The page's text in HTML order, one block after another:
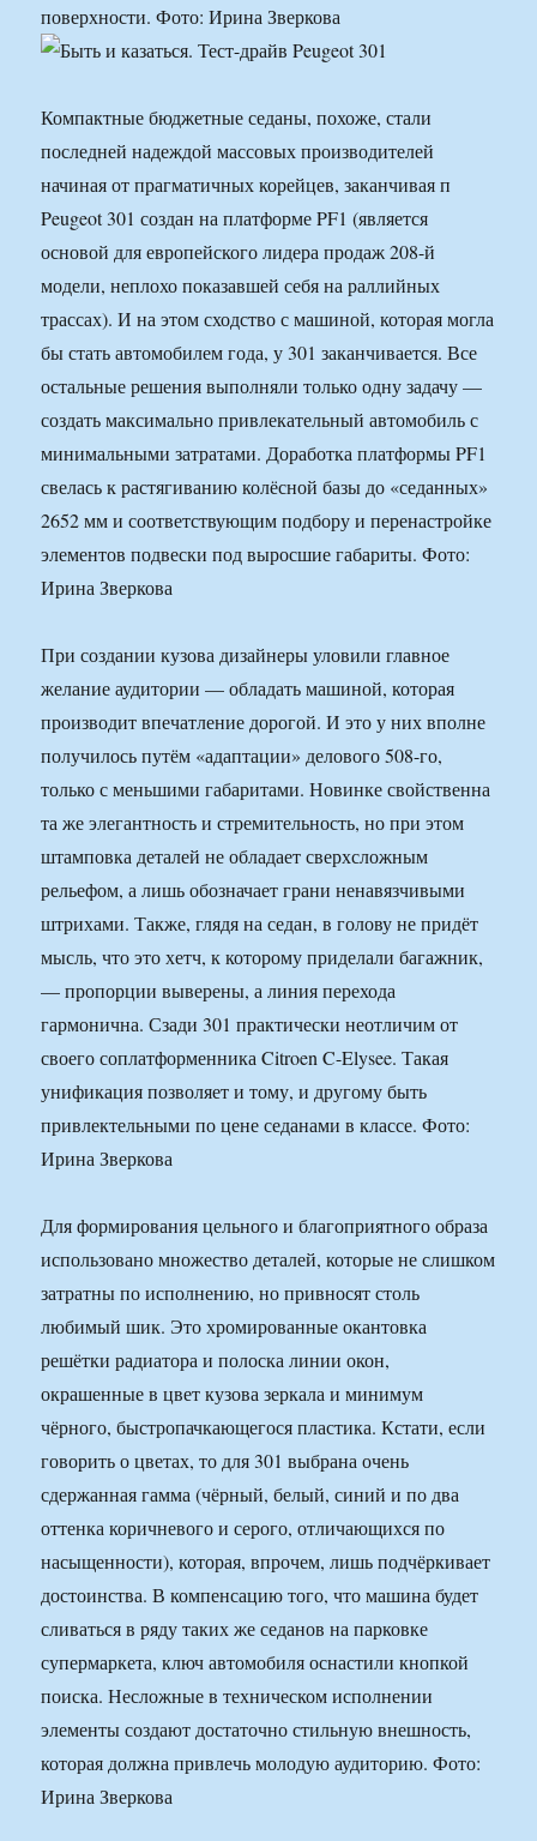
поверхности. Фото: Ирина Зверкова
Компактные бюджетные седаны, похоже, стали
последней надеждой массовых производителей
начиная от прагматичных корейцев, заканчивая п
Peugeot 301 создан на платформе PF1 (является
основой для европейского лидера продаж 208-й
модели, неплохо показавшей себя на раллийных
трассах). И на этом сходство с машиной, которая могла
бы стать автомобилем года, у 301 заканчивается. Все
остальные решения выполняли только одну задачу —
создать максимально привлекательный автомобиль с
минимальными затратами. Доработка платформы PF1
свелась к растягиванию колёсной базы до «седанных»
2652 мм и соответствующим подбору и перенастройке
элементов подвески под выросшие габариты. Фото:
Ирина Зверкова
При создании кузова дизайнеры уловили главное
желание аудитории — обладать машиной, которая
производит впечатление дорогой. И это у них вполне
получилось путём «адаптации» делового 508-го,
только с меньшими габаритами. Новинке свойственна
та же элегантность и стремительность, но при этом
штамповка деталей не обладает сверхсложным
рельефом, а лишь обозначает грани ненавязчивыми
штрихами. Также, глядя на седан, в голову не придёт
мысль, что это хетч, к которому приделали багажник,
— пропорции выверены, а линия перехода
гармонична. Сзади 301 практически неотличим от
своего соплатформенника Citroen C-Elysee. Такая
унификация позволяет и тому, и другому быть
привлектельными по цене седанами в классе. Фото:
Ирина Зверкова
Для формирования цельного и благоприятного образа
использовано множество деталей, которые не слишком
затратны по исполнению, но привносят столь
любимый шик. Это хромированные окантовка
решётки радиатора и полоска линии окон,
окрашенные в цвет кузова зеркала и минимум
чёрного, быстропачкающегося пластика. Кстати, если
говорить о цветах, то для 301 выбрана очень
сдержанная гамма (чёрный, белый, синий и по два
оттенка коричневого и серого, отличающихся по
насыщенности), которая, впрочем, лишь подчёркивает
достоинства. В компенсацию того, что машина будет
сливаться в ряду таких же седанов на парковке
супермаркета, ключ автомобиля оснастили кнопкой
поиска. Несложные в техническом исполнении
элементы создают достаточно стильную внешность,
которая должна привлечь молодую аудиторию. Фото:
Ирина Зверкова